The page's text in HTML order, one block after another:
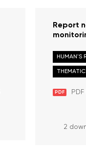
Report
rights
from
context
period
PDF
HUMAN'S
THEMATIC
2